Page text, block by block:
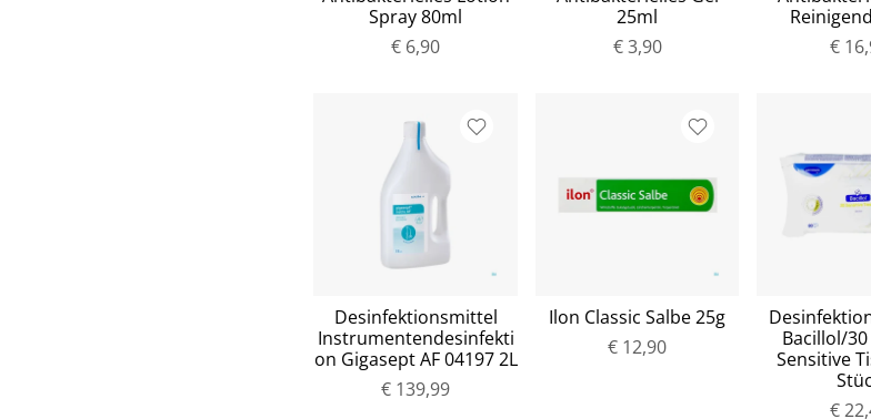
Spray 80ml
€ 6,90
25ml
€ 3,90
€
Desinfektionsmittel
Instrumentendesinfekti
on Gigasept AF 04197 2L
€ 139,99
Ilon Classic Salbe 25g
€ 12,90
Bacillol/
Sensitive
€